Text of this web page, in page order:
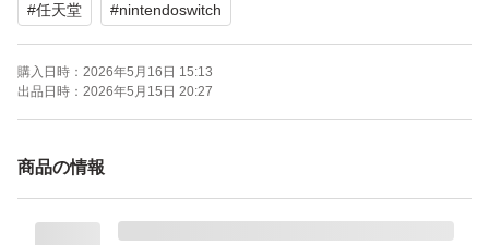
ケモンなどのゲームをメインでやっておりました。
今のところ不具合は出ておらず、動作に問題ないことを確
認しております。
#任天堂 #nintendoswitch
購入日時： 2026年5月16日 15:13
出品日時： 2026年5月15日 20:27
商品の情報